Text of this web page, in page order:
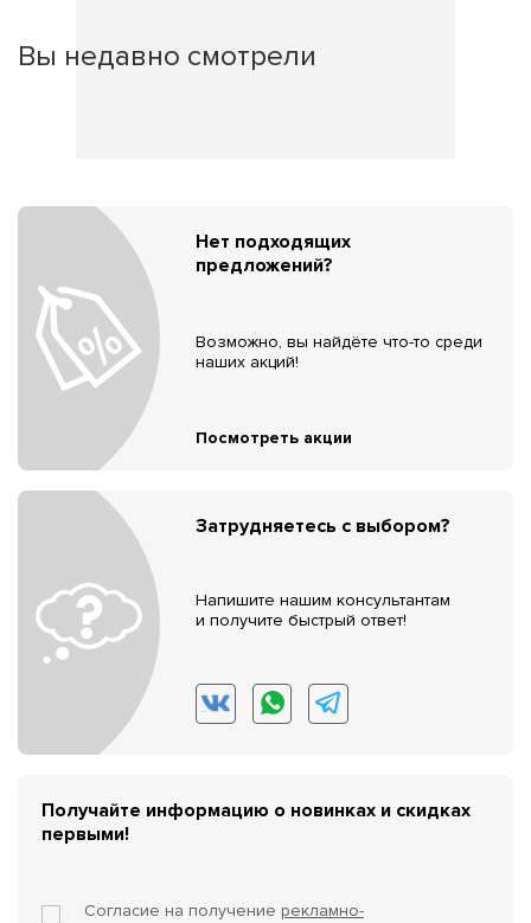
Вы недавно смотрели
Нет подходящих
предложений?
Возможно, вы найдёте что-то среди
наших акций!
Посмотреть акции
Затрудняетесь с выбором?
Напишите нашим консультантам
и получите быстрый ответ!
Получайте информацию о новинках и скидках
первыми!
Согласие на получение рекламно-